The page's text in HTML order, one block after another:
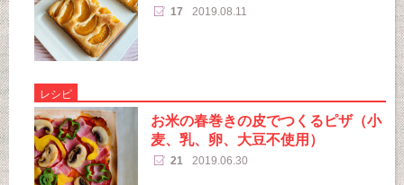
17 2019.08.11
レシピ
お米の春巻きの皮でつくるピザ（小
麦、乳、卵、大豆不使用）
21 2019.06.30